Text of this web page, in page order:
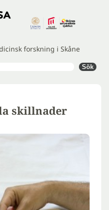
forskning i Skåne
Sök
skillnader